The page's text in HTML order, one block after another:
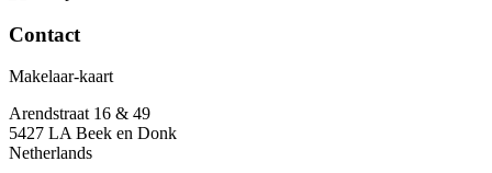
Contact
Makelaar-kaart
Arendstraat 16 & 49
5427 LA Beek en Donk
Netherlands